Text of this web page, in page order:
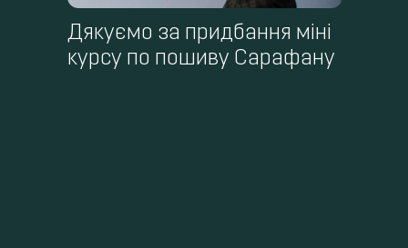
Дякуємо за придбання міні
курсу по пошиву Сарафану